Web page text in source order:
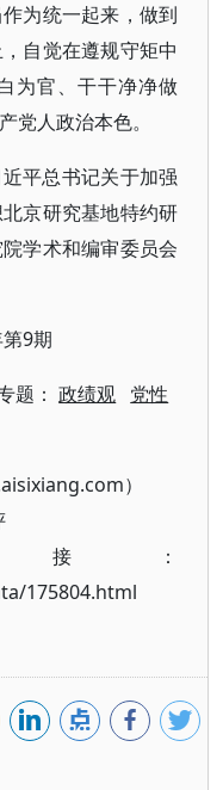
为统一起来，做到
自觉在遵规守矩中
为官、干干净净做
党人政治本色。
平总书记关于加强
京研究基地特约研
学术和编审委员会
9期
题：政绩观 党性
）
：
175804.html